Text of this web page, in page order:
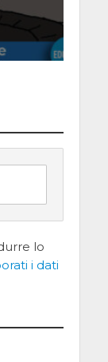
lo
i dati